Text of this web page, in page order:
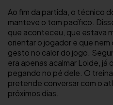
Ao fim da partida, o técnico
manteve o tom pacífico.
que aconteceu, que estava
orientar o jogador e que
gesto no calor do jogo.
era apenas acalmar Loide, já
pegando no pé dele. O
pretende conversar com o
próximos dias.